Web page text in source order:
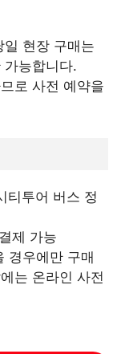
현장 구매는
가능합니다.
로 사전 예약을
티투어 버스 정
제 가능
경우에만 구매
는 온라인 사전